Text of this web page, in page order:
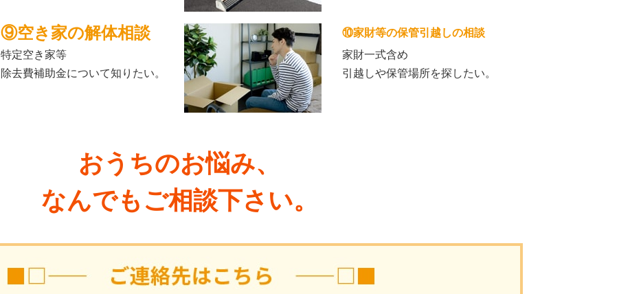
⑨空き家の解体相談
特定空き家等
除去費補助金について知りたい。
⑩家財等の保管引越しの相談
家財一式含め
引越しや保管場所を探したい。
おうちのお悩み、
なんでもご相談下さい。